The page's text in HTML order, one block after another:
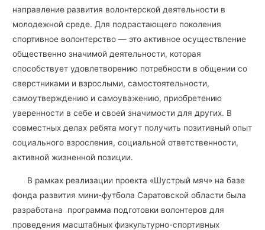
направление развития волонтерской деятельности в
молодежной среде. Для подрастающего поколения
спортивное волонтерство — это активное осуществление
общественно значимой деятельности, которая
способствует удовлетворению потребности в общении со
сверстниками и взрослыми, самостоятельности,
самоутверждению и самоуважению, приобретению
уверенности в себе и своей значимости для других. В
совместных делах ребята могут получить позитивный опыт
социального взросления, социальной ответственности,
активной жизненной позиции.
В рамках реализации проекта «Шустрый мяч» на базе
фонда развития мини-футбола Саратовской области была
разработана программа подготовки волонтеров для
проведения масштабных физкультурно-спортивных